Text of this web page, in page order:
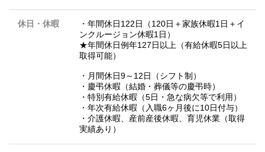
休日・休暇
・年間休日122日（120日＋家族休暇1日＋イ
ンクルージョン休暇1日）
★年間休日例年127日以上（有給休暇5日以上
取得可能）
・月間休日9～12日（シフト制）
・慶弔休暇（結婚・葬儀等の慶弔時）
・特別有給休暇（5日・急な病欠等で利用）
・年次有給休暇（入職6ヶ月後に10日付与）
・介護休暇、産前産後休暇、育児休業（取得
実績あり）